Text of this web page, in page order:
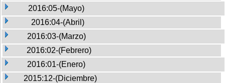
2016:05-(Mayo)
2016:04-(Abril)
2016:03-(Marzo)
2016:02-(Febrero)
2016:01-(Enero)
2015:12-(Diciembre)